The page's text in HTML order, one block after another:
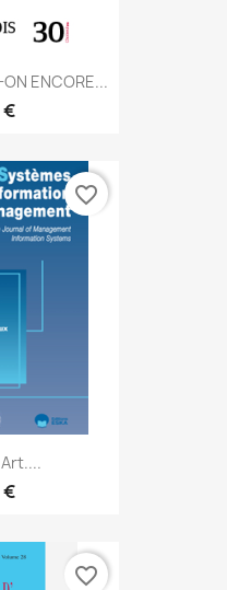
ENCORE...
€
€
favorite_border
favorite_border